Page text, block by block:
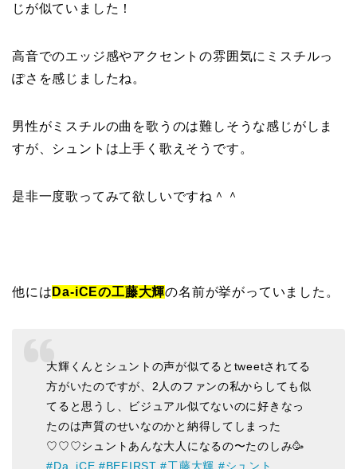
じが似ていました！
高音でのエッジ感やアクセントの雰囲気にミスチルっ
ぽさを感じましたね。
男性がミスチルの曲を歌うのは難しそうな感じがしま
すが、シュントは上手く歌えそうです。
是非一度歌ってみて欲しいですね＾＾
他には Da-iCEの工藤大輝の名前が挙がっていました。
大輝くんとシュントの声が似てるとtweetされてる
方がいたのですが、2人のファンの私からしても似
てると思うし、ビジュアル似てないのに好きなっ
たのは声質のせいなのかと納得してしまった
♡♡♡シュントあんな大人になるの〜たのしみ🥳
#Da_iCE #BEFIRST #工藤大輝 #シュント